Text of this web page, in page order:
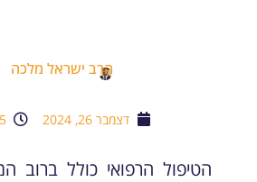
הרב ישראל מלכה
דצמבר 26, 2024
הטיפול הרפואי כולל ברוב